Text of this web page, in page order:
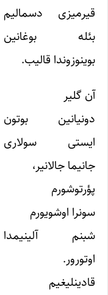
قیرمیزی دسمالیم
بئله بوغانین
بوینوزوندا قالیب.
آن گلیر
دونیانین بوتون
ایستی سولاری
جانیما جالانیر،
پؤرتوشورم
سونرا اوشویورم
شبنم آلینیمدا
اوتورور.
قادینلیغیم